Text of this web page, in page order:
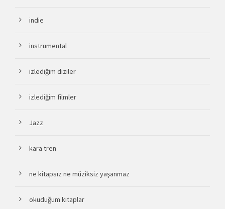
indie
instrumental
izlediğim diziler
izlediğim filmler
Jazz
kara tren
ne kitapsız ne müziksiz yaşanmaz
okuduğum kitaplar